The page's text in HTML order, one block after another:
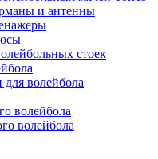
и антенны
стоек
волейбола
волейбола
волейбола